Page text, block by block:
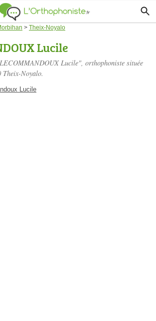
> Theix-Noyalo
Lucile
Lucile", orthophoniste située
Theix-Noyalo.
Lucile